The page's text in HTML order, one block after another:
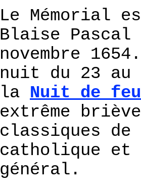
Le Mémorial
Blaise
novembre
nuit du 23 au
la Nuit de feu
extrême
classiques
catholique et
général.